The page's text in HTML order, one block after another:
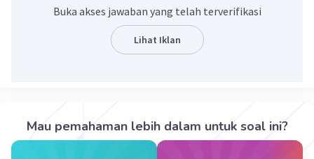
pohon 5 m.
(1) Luas taman=2500m²
Pernyataan 1 tidak cukup. Karena bisa kita lihat
pada rumus Luas Persegi panjang yaitu:
(2) Keliling=200m
Buka akses jawaban yang telah terverifikasi
Lihat Iklan
Mau pemahaman lebih dalam untuk soal ini?